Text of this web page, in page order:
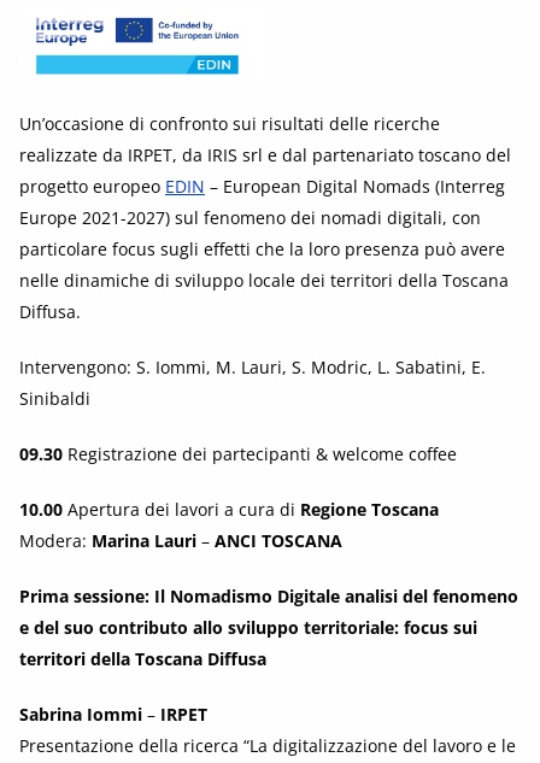
Un’occasione di confronto sui risultati delle ricerche
realizzate da IRPET, da IRIS srl e dal partenariato toscano del
progetto europeo EDIN – European Digital Nomads (Interreg
Europe 2021-2027) sul fenomeno dei nomadi digitali, con
particolare focus sugli effetti che la loro presenza può avere
nelle dinamiche di sviluppo locale dei territori della Toscana
Diffusa.
Intervengono: S. Iommi, M. Lauri, S. Modric, L. Sabatini, E.
Sinibaldi
09.30 Registrazione dei partecipanti & welcome coffee
10.00 Apertura dei lavori a cura di Regione Toscana
Modera: Marina Lauri – ANCI TOSCANA
Prima sessione: Il Nomadismo Digitale analisi del fenomeno
e del suo contributo allo sviluppo territoriale: focus sui
territori della Toscana Diffusa
Sabrina Iommi – IRPET
Presentazione della ricerca “La digitalizzazione del lavoro e le